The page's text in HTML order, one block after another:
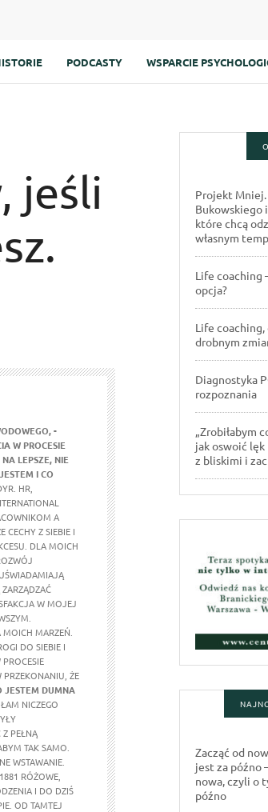
PODCASTY WSPARCIE
jeśli
-
W PROCESIE
LEPSZE, NIE
I CO
HR,
A
CECHY Z SIEBIE I
DLA MOICH
W MOJEJ
MARZEŃ.
DO SIEBIE I
ŻE
JESTEM DUMNA
NICZEGO
Z PEŁNĄ
TAK SAMO.
WSTAWANIE.
RÓŻOWE,
I DO DZIŚ
OD TAMTEJ
Projekt
Bukowskiego
które chcą
własnym
Life coaching
opcja?
Life
drobnym
Diagnostyka
rozpoznania
„Zrobiłabym
jak oswoić
z bliskimi i
Zacząć od
jest za późno
nowa, czyli o
późno